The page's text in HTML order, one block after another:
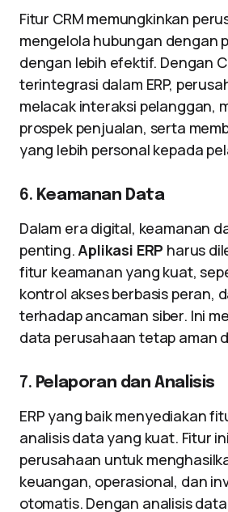
Fitur CRM memungkinkan
mengelola hubungan dengan
dengan lebih efektif. Dengan
terintegrasi dalam ERP,
melacak interaksi pelanggan,
prospek penjualan, serta
yang lebih personal kepada
6. Keamanan Data
Dalam era digital, keamanan
penting.Aplikasi ERP harus
fitur keamanan yang kuat,
kontrol akses berbasis peran,
terhadap ancaman siber. Ini
data perusahaan tetap aman
7. Pelaporan dan Analisis
ERP yang baik menyediakan
analisis data yang kuat. Fitur
perusahaan untuk
keuangan, operasional, dan
otomatis. Dengan analisis